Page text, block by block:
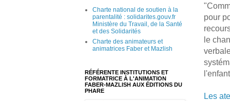
pour
le
Les
Charte national de soutien à la
parentalité : solidarites.gouv.fr
Ministère du Travail, de la Santé
et des Solidarités
Charte des animateurs et
animatrices Faber et Mazlish
RÉFÉRENTE INSTITUTIONS ET
FORMATRICE À L'ANIMATION
FABER-MAZLISH AUX ÉDITIONS DU
PHARE